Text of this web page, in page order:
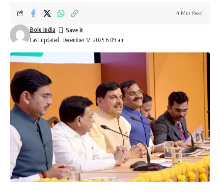
Last updated: December 12, 2025 6:09 am
Bole India
4 Min Read